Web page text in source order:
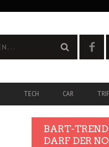
TECH CAR
BART-
DARF DER